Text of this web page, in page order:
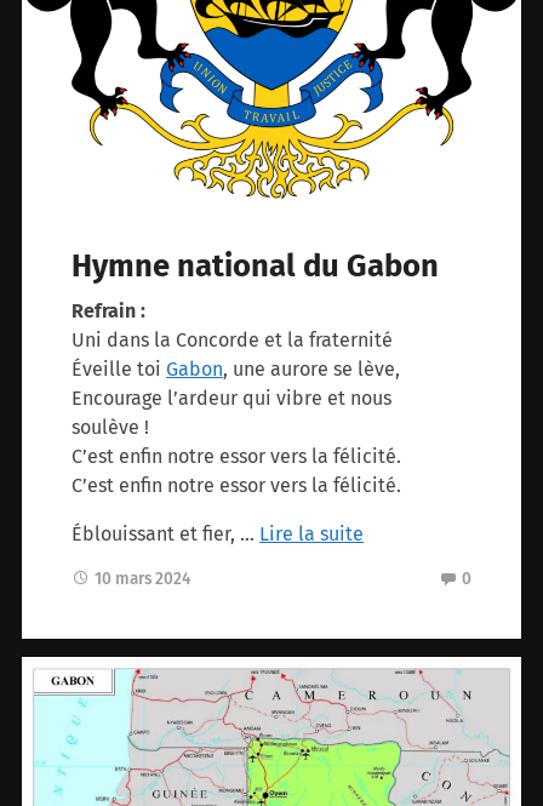
Hymne national du Gabon
Refrain :
Uni dans la Concorde et la fraternité
Éveille toiGabon, une aurore se lève,
Encourage l’ardeur qui vibre et nous
soulève !
C’est enfin notre essor vers la félicité.
C’est enfin notre essor vers la félicité.
Éblouissant et fier, … Lire la suite
10 mars 2024 0